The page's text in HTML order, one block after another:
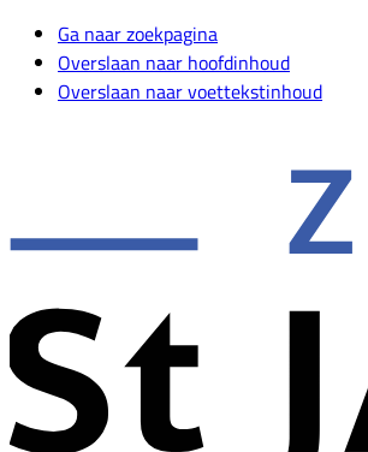
Ga naar zoekpagina
Overslaan naar hoofdinhoud
Overslaan naar voettekstinhoud